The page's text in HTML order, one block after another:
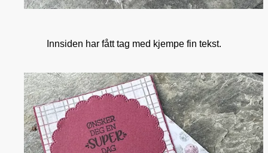
Innsiden har fått tag med kjempe fin tekst.